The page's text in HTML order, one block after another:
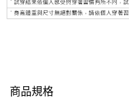
商品規格